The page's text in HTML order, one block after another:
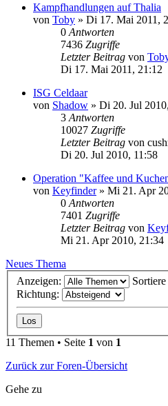
Kampfhandlungen auf Thalia
von Toby » Di 17. Mai 2011,
0 Antworten
7436 Zugriffe
Letzter Beitrag von
Di 17. Mai 2011, 21:12
ISG Celdaar
von Shadow » Di 20. Jul
3 Antworten
10027 Zugriffe
Letzter Beitrag von
Di 20. Jul 2010, 11:58
Operation "Kaffee und
von Keyfinder» Mi 21. Apr
0 Antworten
7401 Zugriffe
Letzter Beitrag von
Mi 21. Apr 2010, 21:34
Neues Thema
Anzeigen:
Richtung:
11 Themen • Seite 1 von 1
Zurück zur Foren-Übersicht
Gehe zu